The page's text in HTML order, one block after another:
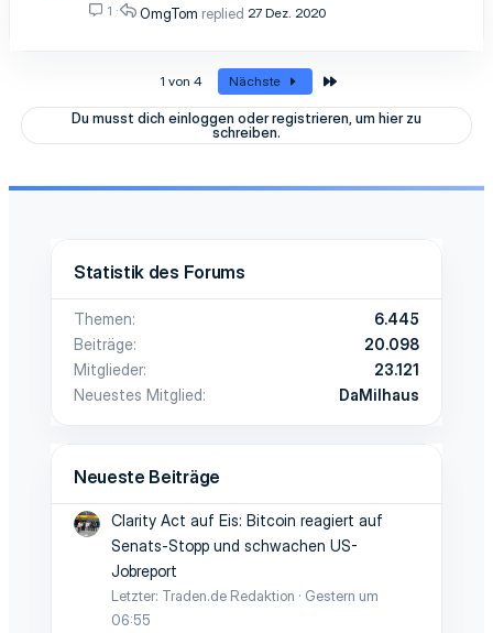
1 27 Dez. 2020
OmgTom
1 von 4 Nächste
Du musst dich einloggen oder registrieren, um hier zu
schreiben.
Statistik des Forums
Themen
6.445
Beiträge
20.098
Mitglieder
23.121
Neuestes Mitglied
DaMilhaus
Neueste Beiträge
Clarity Act auf Eis: Bitcoin reagiert auf
Senats-Stopp und schwachen US-
Jobreport
Letzter: Traden.de Redaktion
Gestern um
06:55